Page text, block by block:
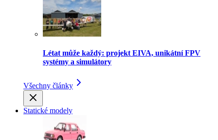
Létat může každý: projekt EIVA, unikátní FPV
systémy a simulátory
Všechny články
Statické modely